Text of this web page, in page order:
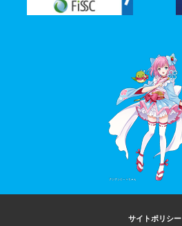
サイトポリシー